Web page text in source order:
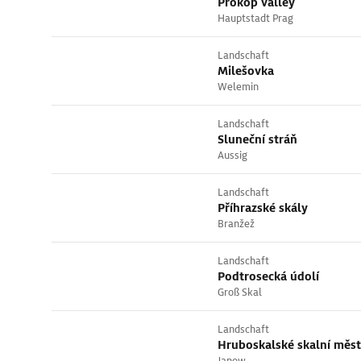
Hauptstadt Prag
Landschaft
Milešovka
Welemin
Landschaft
Sluneční stráň
Aussig
Landschaft
Příhrazské skály
Branžež
Landschaft
Podtrosecká údolí
Groß Skal
Landschaft
Hruboskalské skalní